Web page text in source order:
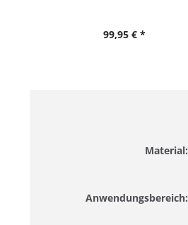
99,95 € *
Material:
Anwendungsbereich: